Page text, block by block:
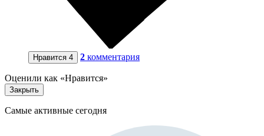
Нравится 4 2 комментария
Оценили как «Нравится»
Закрыть
Самые активные сегодня